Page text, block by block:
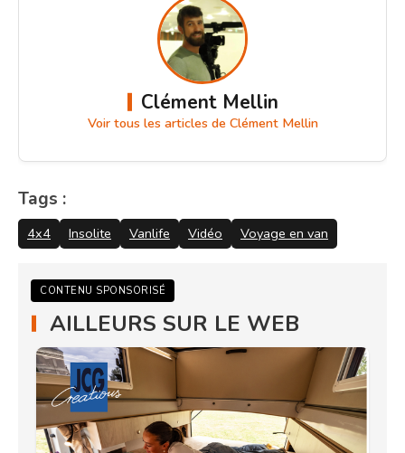
Clément Mellin
Voir tous les articles de Clément Mellin
Tags :
4x4 Insolite Vanlife Vidéo Voyage en van
CONTENU SPONSORISÉ
AILLEURS SUR LE WEB